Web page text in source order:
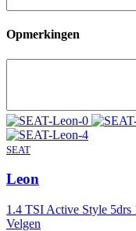
Opmerkingen
SEAT
Leon
1.4 TSI Active Style
Velgen